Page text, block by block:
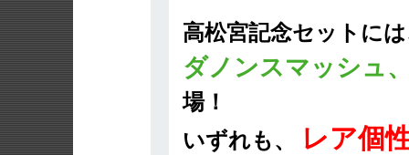
高松宮記念セットに
ダノンスマッシュ
場！
いずれも、
レア個